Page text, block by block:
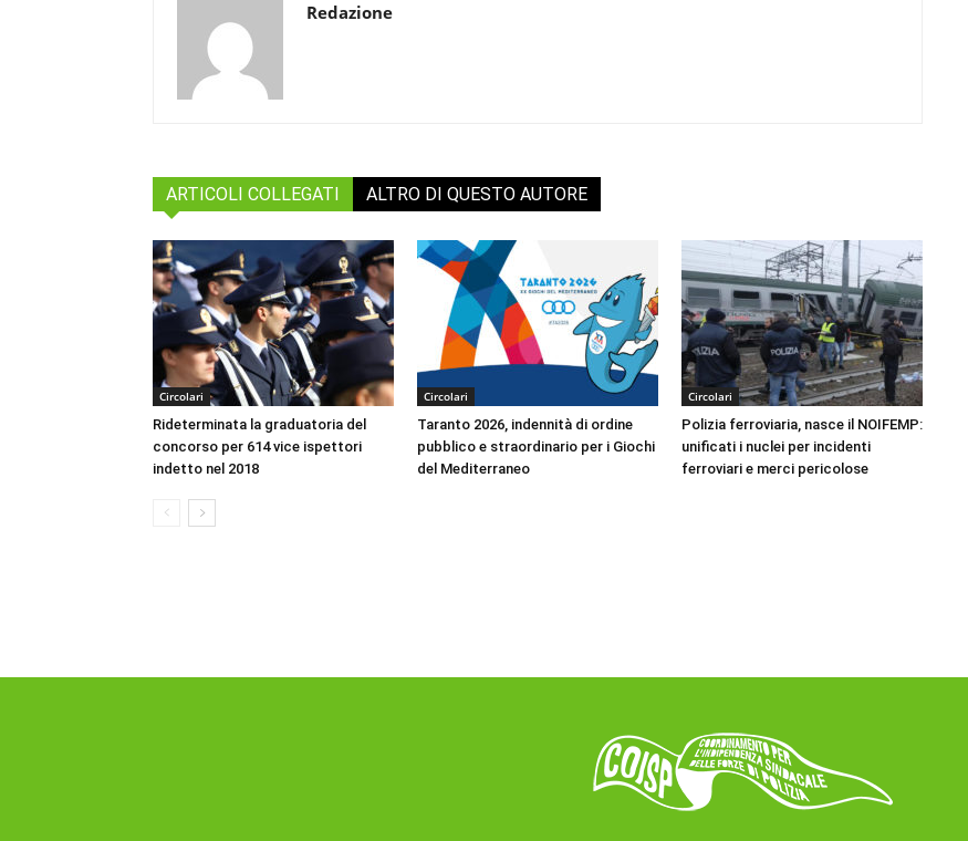
Redazione
ARTICOLI COLLEGATI ALTRO DI QUESTO AUTORE
Circolari
Rideterminata la graduatoria del
concorso per 614 vice ispettori
indetto nel 2018
Circolari
Taranto 2026, indennità di ordine
pubblico e straordinario per i Giochi
del Mediterraneo
Circolari
Polizia ferroviaria, nasce il NOIFEMP:
unificati i nuclei per incidenti
ferroviari e merci pericolose